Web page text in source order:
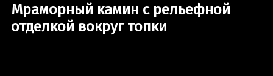
Мраморный камин с рельефной
отделкой вокруг топки